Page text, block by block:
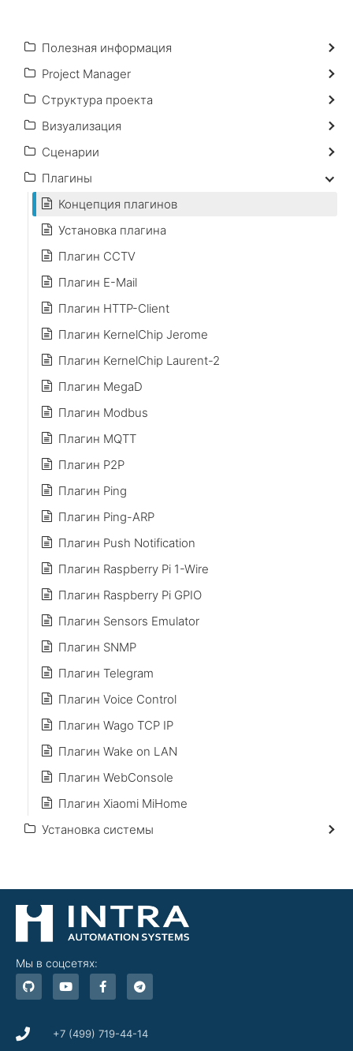
Полезная информация
Project Manager
Структура проекта
Визуализация
Сценарии
Плагины
Концепция плагинов
Установка плагина
Плагин CCTV
Плагин E-Mail
Плагин HTTP-Client
Плагин KernelChip Jerome
Плагин KernelChip Laurent-2
Плагин MegaD
Плагин Modbus
Плагин MQTT
Плагин P2P
Плагин Ping
Плагин Ping-ARP
Плагин Push Notification
Плагин Raspberry Pi 1-Wire
Плагин Raspberry Pi GPIO
Плагин Sensors Emulator
Плагин SNMP
Плагин Telegram
Плагин Voice Control
Плагин Wago TCP IP
Плагин Wake on LAN
Плагин WebConsole
Плагин Xiaomi MiHome
Установка системы
Мы в соцсетях:
G
i
t
b
Y
o
u
b
F
a
c
o
T
e
l
r
+7 (499) 719-44-14